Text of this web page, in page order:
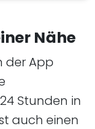
Nähe
der App
Stunden in
auch einen